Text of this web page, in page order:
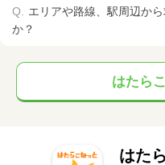
エリアや路線、駅周辺か
か？
はたら
はた